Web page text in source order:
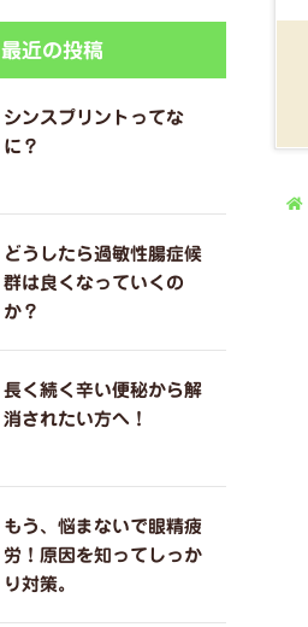
最近の投稿
シンスプリントってな
に？
どうしたら過敏性腸症候
群は良くなっていくの
か？
長く続く辛い便秘から解
消されたい方へ！
もう、悩まないで眼精疲
労！原因を知ってしっか
り対策。